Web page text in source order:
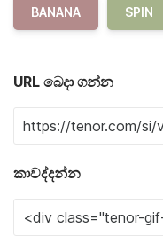
BANANA SPIN
URL බෙදා ගන්න
කාවද්දන්න